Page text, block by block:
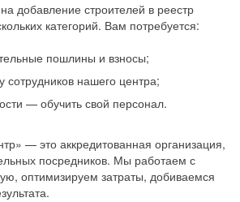
добавление строителей в реестр
категорий. Вам потребуется:
пошлины и взносы;
сотрудников нашего центра;
— обучить свой персонал.
— это аккредитованная организация,
посредников. Мы работаем с
оптимизируем затраты, добиваемся